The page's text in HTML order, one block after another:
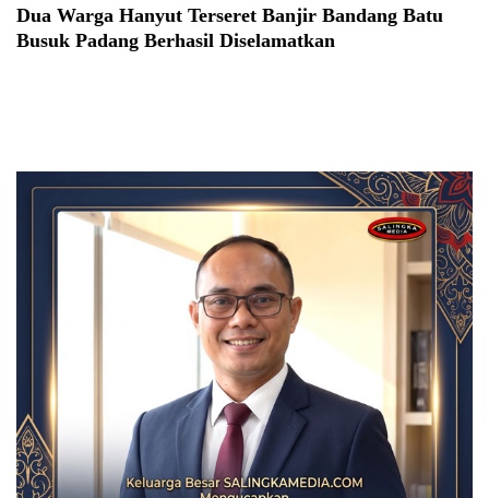
Dua Warga Hanyut Terseret Banjir Bandang Batu
Busuk Padang Berhasil Diselamatkan